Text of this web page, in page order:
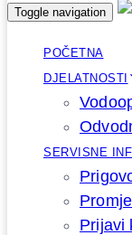
Toggle navigation
POČETNA
DJELATNOSTI
SERVISNE
Prijavi